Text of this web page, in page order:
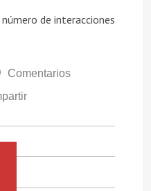
de interacciones
Comentarios